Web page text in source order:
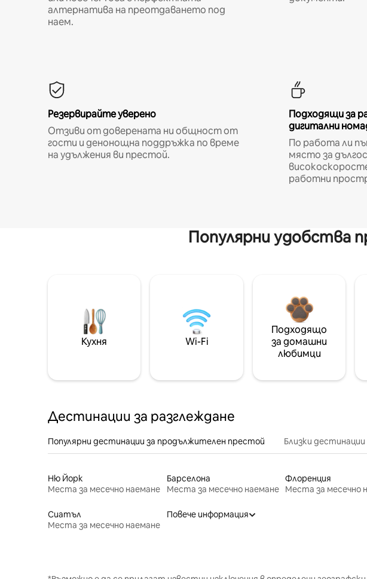
алтернатива на преотдаването под
наем.
Резервирайте уверено
Отзиви от доверената ни общност от
гости и денонощна поддръжка по време
на удължения ви престой.
Подходящи за
дигитални
По работа ли
място за
работни
Популярни удобства
Кухня Wi-Fi
Подходящо
за домашни
любимци
Дестинации за разглеждане
Популярни дестинации за продължителен престой Близки дестинации
Ню Йорк
Места за месечно наемане
Барселона
Места за месечно наемане
Флоренция
Места за месечно
Сиатъл
Места за месечно наемане
Повече информация